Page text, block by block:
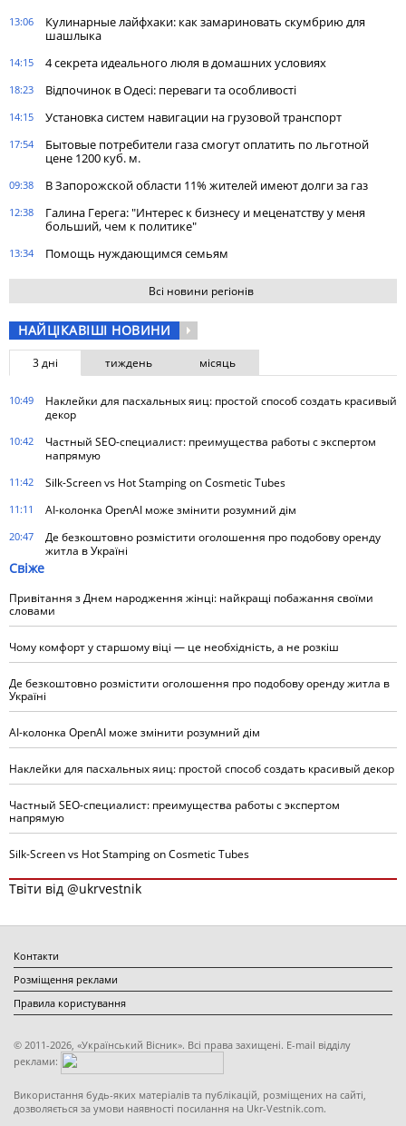
13:06
Кулинарные лайфхаки: как замариновать скумбрию для
шашлыка
14:15 4 секрета идеального люля в домашних условиях
18:23 Відпочинок в Одесі: переваги та особливості
14:15 Установка систем навигации на грузовой транспорт
17:54
Бытовые потребители газа cмогут оплатить по льготной
цене 1200 куб. м.
09:38 В Запорожской области 11% жителей имеют долги за газ
12:38
Галина Герега: "Интерес к бизнесу и меценатству у меня
больший, чем к политике"
13:34 Помощь нуждающимся семьям
Всі новини регіонів
НАЙЦІКАВІШІ НОВИНИ
3 дні тиждень місяць
10:49
Наклейки для пасхальных яиц: простой способ создать красивый
декор
10:42
Частный SEO-специалист: преимущества работы с экспертом
напрямую
11:42 Silk-Screen vs Hot Stamping on Cosmetic Tubes
11:11 AI-колонка OpenAI може змінити розумний дім
20:47
Де безкоштовно розмістити оголошення про подобову оренду
житла в Україні
Свіже
Привітання з Днем народження жінці: найкращі побажання своїми
словами
Чому комфорт у старшому віці — це необхідність, а не розкіш
Де безкоштовно розмістити оголошення про подобову оренду житла в
Україні
AI-колонка OpenAI може змінити розумний дім
Наклейки для пасхальных яиц: простой способ создать красивый декор
Частный SEO-специалист: преимущества работы с экспертом
напрямую
Silk-Screen vs Hot Stamping on Cosmetic Tubes
Твіти від @ukrvestnik
Контакти
Розміщення реклами
Правила користування
© 2011-2026, «Український Вісник». Всі права захищені. E-mail відділу
реклами:
Використання будь-яких матеріалів та публікацій, розміщених на сайті,
дозволяється за умови наявності посилання на Ukr-Vestnik.com.